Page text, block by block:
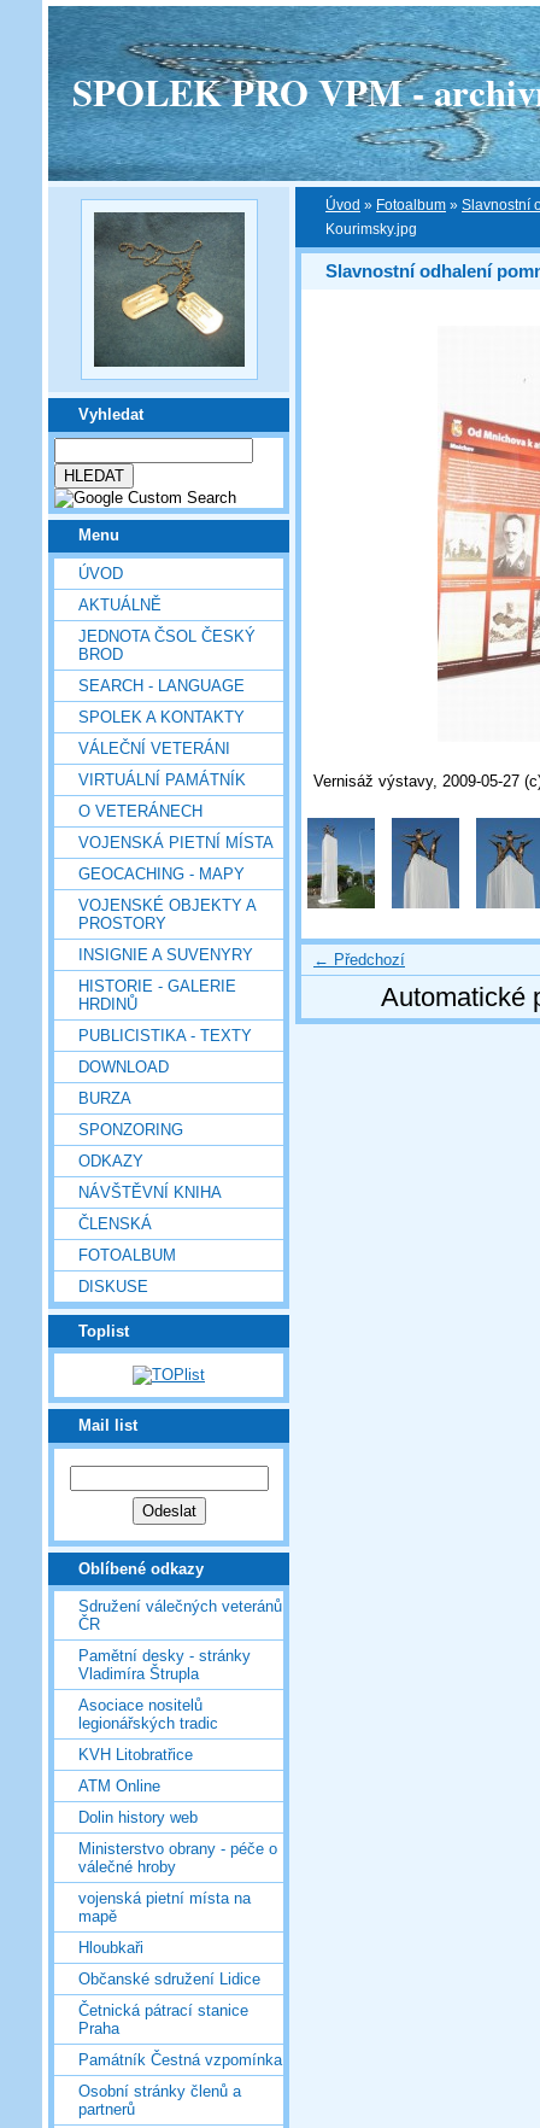
SPOLEK PRO VPM -
Vyhledat
Menu
ÚVOD
AKTUÁLNĚ
JEDNOTA ČSOL ČESKÝ
BROD
SEARCH - LANGUAGE
SPOLEK A KONTAKTY
VÁLEČNÍ VETERÁNI
VIRTUÁLNÍ PAMÁTNÍK
O VETERÁNECH
VOJENSKÁ PIETNÍ MÍSTA
GEOCACHING - MAPY
VOJENSKÉ OBJEKTY A
PROSTORY
INSIGNIE A SUVENYRY
HISTORIE - GALERIE
HRDINŮ
PUBLICISTIKA - TEXTY
DOWNLOAD
BURZA
SPONZORING
ODKAZY
NÁVŠTĚVNÍ KNIHA
ČLENSKÁ
FOTOALBUM
DISKUSE
Toplist
Mail list
Oblíbené odkazy
Sdružení válečných veteránů
ČR
Pamětní desky - stránky
Vladimíra Štrupla
Asociace nositelů
legionářských tradic
KVH Litobratřice
ATM Online
Dolin history web
Ministerstvo obrany - péče o
válečné hroby
vojenská pietní místa na
mapě
Hloubkaři
Občanské sdružení Lidice
Četnická pátrací stanice
Praha
Památník Čestná vzpomínka
Osobní stránky členů a
partnerů
Úvod » Fotoalbum » Slavnostní
Kourimsky.jpg
Slavnostní odhalení
Vernisáž výstavy, 2009-05-27
← Předchozí
Automatické